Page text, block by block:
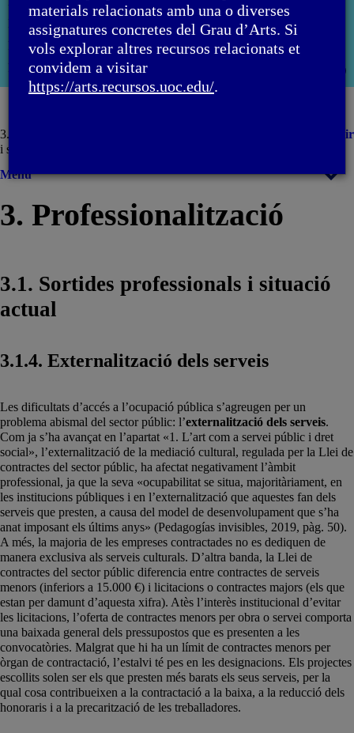
PID_00283059
Primera edició: febrer 2022
3. Professionalització / 3.1. Sortides professionals
i situació actual
Imprimir
Menú
3. Professionalització
3.1. Sortides professionals i situació
actual
3.1.4. Externalització dels serveis
Les dificultats d’accés a l’ocupació pública s’agreugen per un
problema abismal del sector públic: l’externalització dels serveis.
Com ja s’ha avançat en l’apartat «1. L’art com a servei públic i dret
social», l’externalització de la mediació cultural, regulada per la Llei de
contractes del sector públic, ha afectat negativament l’àmbit
professional, ja que la seva «ocupabilitat se situa, majoritàriament, en
les institucions públiques i en l’externalització que aquestes fan dels
serveis que presten, a causa del model de desenvolupament que s’ha
anat imposant els últims anys» (Pedagogías invisibles, 2019, pàg. 50).
A més, la majoria de les empreses contractades no es dediquen de
manera exclusiva als serveis culturals. D’altra banda, la Llei de
contractes del sector públic diferencia entre contractes de serveis
menors (inferiors a 15.000 €) i licitacions o contractes majors (els que
estan per damunt d’aquesta xifra). Atès l’interès institucional d’evitar
les licitacions, l’oferta de contractes menors per obra o servei comporta
una baixada general dels pressupostos que es presenten a les
convocatòries. Malgrat que hi ha un límit de contractes menors per
òrgan de contractació, l’estalvi té pes en les designacions. Els projectes
escollits solen ser els que presten més barats els seus serveis, per la
qual cosa contribueixen a la contractació a la baixa, a la reducció dels
honoraris i a la precarització de les treballadores.
materials relacionats amb una o diverses
assignatures concretes del Grau d’Arts. Si
vols explorar altres recursos relacionats et
convidem a visitar
https://arts.recursos.uoc.edu/.